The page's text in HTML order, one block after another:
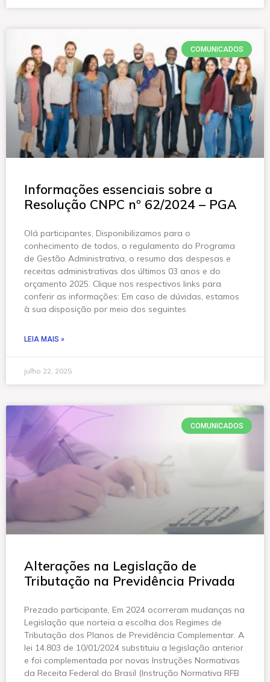
COMUNICADOS
Informações essenciais sobre a
Resolução CNPC nº 62/2024 – PGA
Olá participantes, Disponibilizamos para o
conhecimento de todos, o regulamento do Programa
de Gestão Administrativa, o resumo das despesas e
receitas administrativas dos últimos 03 anos e do
orçamento 2025. Clique nos respectivos links para
conferir as informações: Em caso de dúvidas, estamos
à sua disposição por meio dos seguintes
LEIA MAIS »
julho 22, 2025
COMUNICADOS
Alterações na Legislação de
Tributação na Previdência Privada
Prezado participante, Em 2024 ocorreram mudanças na
Legislação que norteia a escolha dos Regimes de
Tributação dos Planos de Previdência Complementar. A
lei 14.803 de 10/01/2024 substituiu a legislação anterior
e foi complementada por novas Instruções Normativas
da Receita Federal do Brasil (Instrução Normativa RFB